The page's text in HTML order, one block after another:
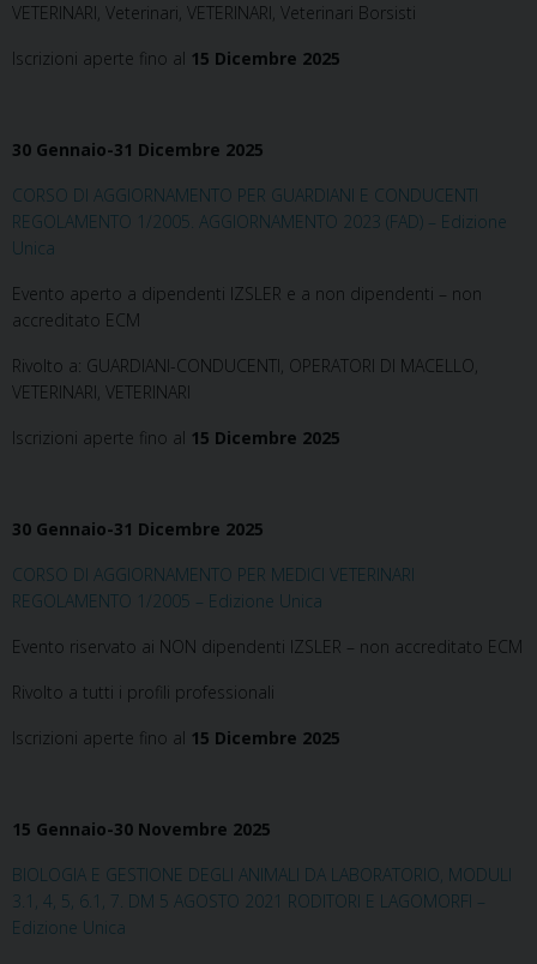
VETERINARI, Veterinari, VETERINARI, Veterinari Borsisti
Iscrizioni aperte fino al 15 Dicembre 2025
30 Gennaio-31 Dicembre 2025
CORSO DI AGGIORNAMENTO PER GUARDIANI E CONDUCENTI
REGOLAMENTO 1/2005. AGGIORNAMENTO 2023 (FAD) – Edizione
Unica
Evento aperto a dipendenti IZSLER e a non dipendenti – non
accreditato ECM
Rivolto a: GUARDIANI-CONDUCENTI, OPERATORI DI MACELLO,
VETERINARI, VETERINARI
Iscrizioni aperte fino al 15 Dicembre 2025
30 Gennaio-31 Dicembre 2025
CORSO DI AGGIORNAMENTO PER MEDICI VETERINARI
REGOLAMENTO 1/2005 – Edizione Unica
Evento riservato ai NON dipendenti IZSLER – non accreditato ECM
Rivolto a tutti i profili professionali
Iscrizioni aperte fino al 15 Dicembre 2025
15 Gennaio-30 Novembre 2025
BIOLOGIA E GESTIONE DEGLI ANIMALI DA LABORATORIO, MODULI
3.1, 4, 5, 6.1, 7. DM 5 AGOSTO 2021 RODITORI E LAGOMORFI –
Edizione Unica